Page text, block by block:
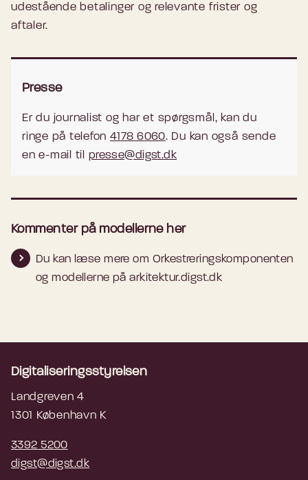
udestående betalinger og relevante frister og
aftaler.
Presse
Er du journalist og har et spørgsmål, kan du
ringe på telefon4178 6060. Du kan også sende
en e-mail til presse@digst.dk
Kommenter på modellerne her
Du kan læse mere om Orkestreringskomponenten
og modellerne på arkitektur.digst.dk
Digitaliseringsstyrelsen
Landgreven 4
1301 København K
3392 5200
digst@digst.dk